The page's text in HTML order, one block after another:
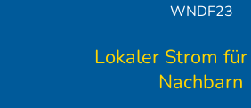
WNDF23
Lokaler Strom
Nachbarn